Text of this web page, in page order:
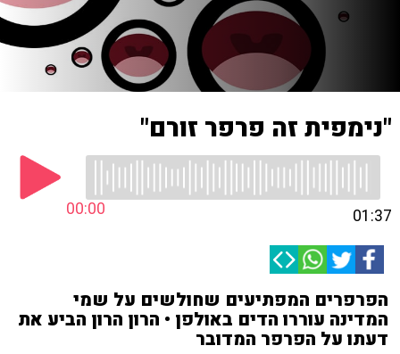
"נימפית זה פרפר זורם"
00:00 01:37
הפרפרים המפתיעים שחולשים על שמי
המדינה עוררו הדים באולפן • הרון הרון הביע את
דעתו על הפרפר המדובר